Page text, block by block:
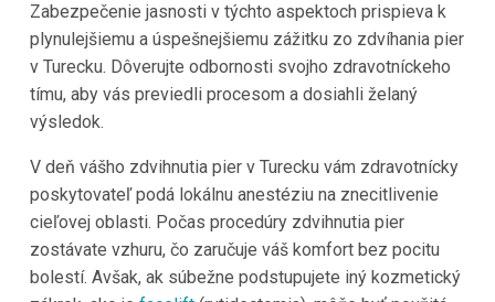
Zabezpečenie jasnosti v týchto aspektoch prispieva k
plynulejšiemu a úspešnejšiemu zážitku zo zdvíhania pier
v Turecku. Dôverujte odbornosti svojho zdravotníckeho
tímu, aby vás previedli procesom a dosiahli želaný
výsledok.
V deň vášho zdvihnutia pier v Turecku vám zdravotnícky
poskytovateľ podá lokálnu anestéziu na znecitlivenie
cieľovej oblasti. Počas procedúry zdvihnutia pier
zostávate vzhuru, čo zaručuje váš komfort bez pocitu
bolestí. Avšak, ak súbežne podstupujete iný kozmetický